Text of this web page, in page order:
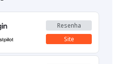
Resenha
Site